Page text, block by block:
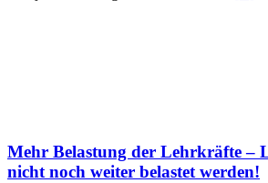
Mehr Belastung der Lehrkräfte –
nicht noch weiter belastet werden!